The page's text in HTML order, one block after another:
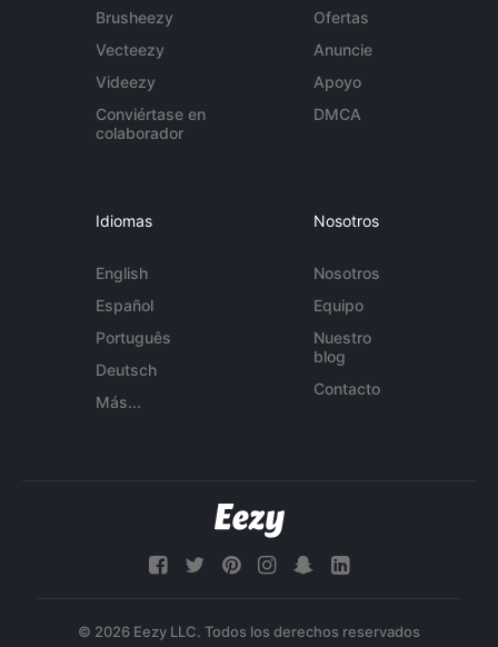
Brusheezy
Vecteezy
Videezy
Conviértase en
colaborador
Ofertas
Anuncie
Apoyo
DMCA
Idiomas
English
Español
Português
Deutsch
Más...
Nosotros
Nosotros
Equipo
Nuestro
blog
Contacto
© 2026 Eezy LLC. Todos los derechos reservados